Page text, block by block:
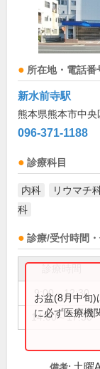
所在地・電話番
新水前寺駅
熊本県熊本市中
096-371-1188
診療科目
内科 リウマチ
科
診療/受付時間・
9:00～12:30
14:00～17:30
お盆(8月中旬)
に必ず医療機